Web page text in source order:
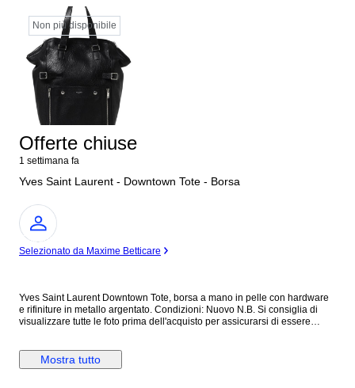
Non più disponibile
Offerte chiuse
1 settimana fa
Yves Saint Laurent - Downtown Tote - Borsa
Esperto
Selezionato da Maxime Betticare
Yves Saint Laurent Downtown Tote, borsa a mano in pelle con hardware
e rifiniture in metallo argentato. Condizioni: Nuovo N.B. Si consiglia di
visualizzare tutte le foto prima dell'acquisto per assicurarsi di essere
INV.1189/25 MAR25145021
Mostra tutto